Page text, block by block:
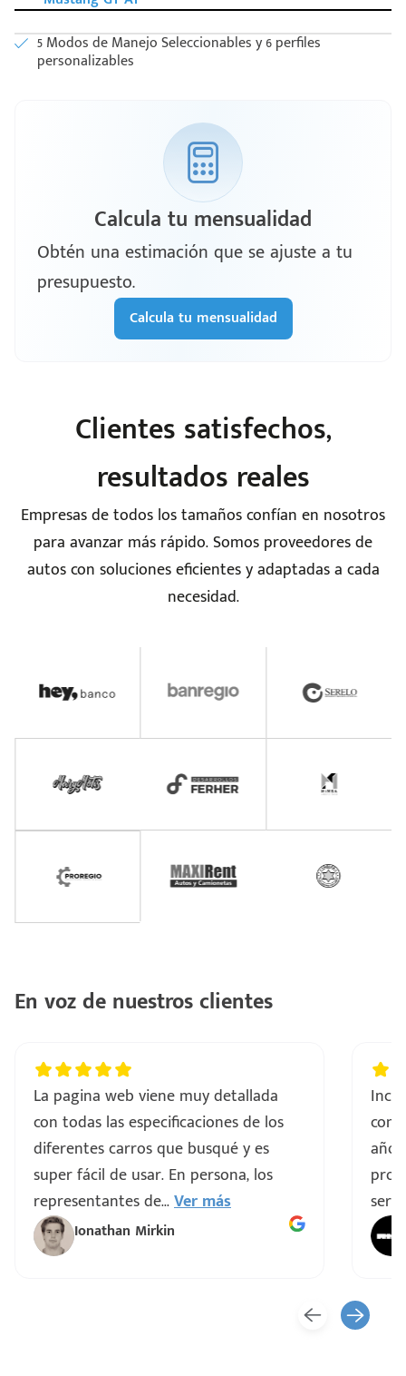
5 Modos de Manejo Seleccionables y 6 perfiles
personalizables
Calcula tu mensualidad
Obtén una estimación que se ajuste a tu
presupuesto.
Calcula tu mensualidad
Clientes satisfechos,
resultados reales
Empresas de todos los tamaños confían en nosotros
para avanzar más rápido. Somos proveedores de
autos con soluciones eficientes y adaptadas a cada
necesidad.
En voz de nuestros clientes
La pagina web viene muy detallada
con todas las especificaciones de los
diferentes carros que busqué y es
super fácil de usar. En persona, los
representantes de...Ver más
Ionathan Mirkin